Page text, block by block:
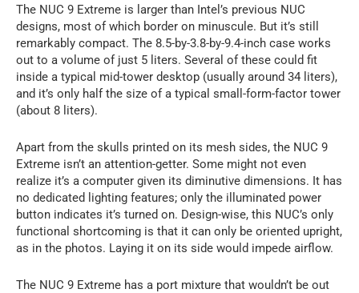
The NUC 9 Extreme is larger than Intel’s previous NUC
designs, most of which border on minuscule. But it’s still
remarkably compact. The 8.5-by-3.8-by-9.4-inch case works
out to a volume of just 5 liters. Several of these could fit
inside a typical mid-tower desktop (usually around 34 liters),
and it’s only half the size of a typical small-form-factor tower
(about 8 liters).
Apart from the skulls printed on its mesh sides, the NUC 9
Extreme isn’t an attention-getter. Some might not even
realize it’s a computer given its diminutive dimensions. It has
no dedicated lighting features; only the illuminated power
button indicates it’s turned on. Design-wise, this NUC’s only
functional shortcoming is that it can only be oriented upright,
as in the photos. Laying it on its side would impede airflow.
The NUC 9 Extreme has a port mixture that wouldn’t be out